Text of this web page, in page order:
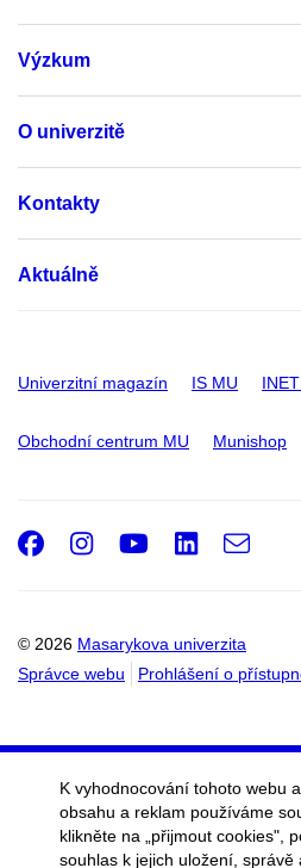
Výzkum
O univerzitě
Kontakty
Aktuálně
Univerzitní magazín IS MU
Obchodní centrum MU Munishop
© 2026 Masarykova univerzita
Správce webu
Prohlášení o
Facebook
Instagram
Youtube
e-
K vyhodnocování tohoto webu
obsahu a reklam používáme
klikněte na „přijmout cookies",
souhlas k jejich uložení, správě